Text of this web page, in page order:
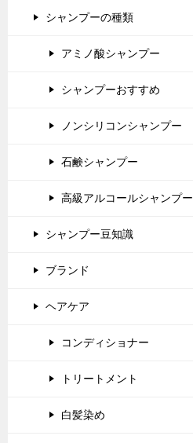
シャンプーの種類
アミノ酸シャンプー
シャンプーおすすめ
ノンシリコンシャンプー
石鹸シャンプー
高級アルコールシャンプー
シャンプー豆知識
ブランド
ヘアケア
コンディショナー
トリートメント
白髪染め